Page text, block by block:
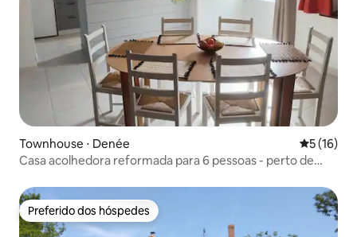
Townhouse ⋅ Denée 5 de uma
5 (16)
Casa acolhedora reformada para 6 pessoas - perto de
Preferido dos hóspedes
Preferido dos hóspedes